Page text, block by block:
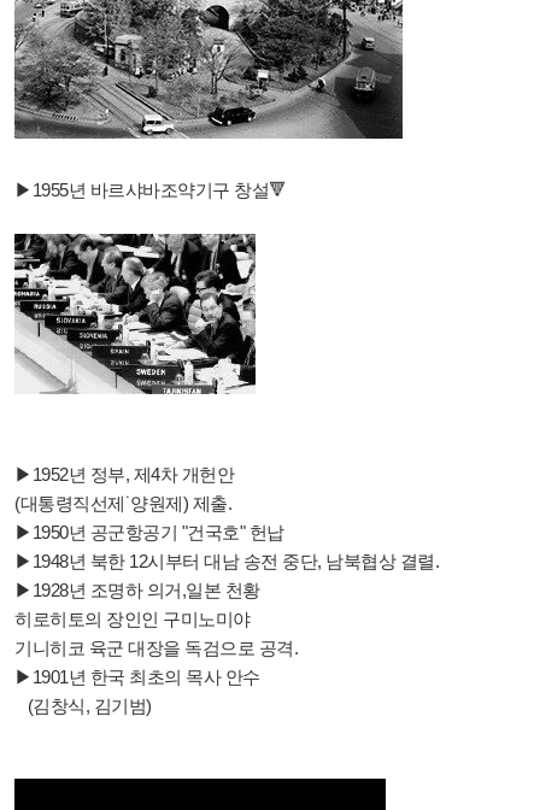
▶1955년 바르샤바조약기구 창설🔻
▶1952년 정부, 제4차 개헌안
(대통령직선제˙양원제) 제출.
▶1950년 공군항공기 "건국호" 헌납
▶1948년 북한 12시부터 대남 송전 중단, 남북협상 결렬.
▶1928년 조명하 의거,일본 천황
히로히토의 장인인 구미노미야
기니히코 육군 대장을 독검으로 공격.
▶1901년 한국 최초의 목사 안수
(김창식, 김기범)